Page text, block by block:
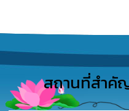
รู้
การ
งาน สถานที่สำคั